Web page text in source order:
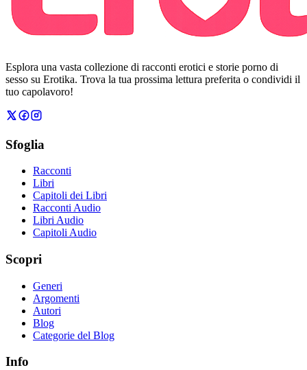
Esplora una vasta collezione di racconti erotici e storie porno di
sesso su Erotika. Trova la tua prossima lettura preferita o condividi il
tuo capolavoro!
Sfoglia
Racconti
Libri
Capitoli dei Libri
Racconti Audio
Libri Audio
Capitoli Audio
Scopri
Generi
Argomenti
Autori
Blog
Categorie del Blog
Info